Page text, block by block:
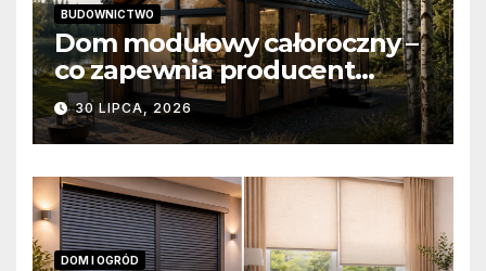
BUDOWNICTWO
Dom modułowy całoroczny –
co zapewnia producent
domów modułowych?
30 LIPCA, 2026
DOM I OGRÓD